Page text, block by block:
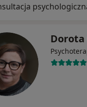
Dorota